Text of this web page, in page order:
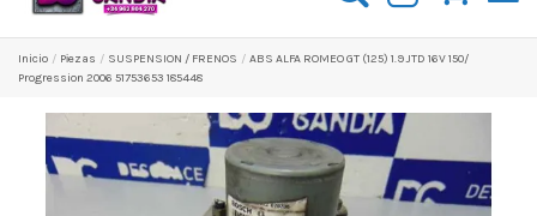
Inicio Pіezas SUSPENSION / FRENOS
ABS ALFA ROMEO GT (125) 1.9 JTD 16V 150/
Progression 2006 51753653 185448